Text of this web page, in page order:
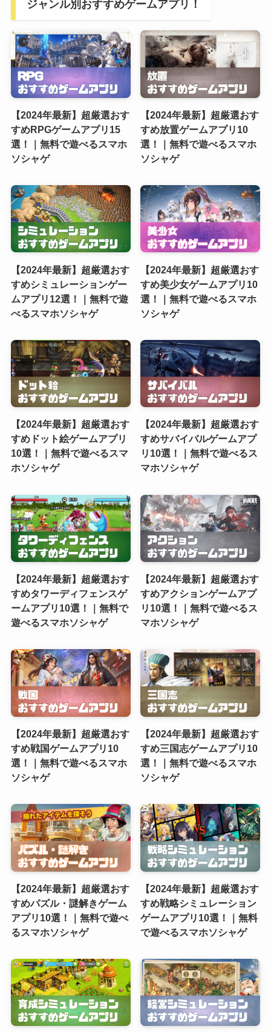
ジャンル別おすすめゲームアプリ！
【2024年最新】超厳選おす
すめRPGゲームアプリ15
選！｜無料で遊べるスマホ
ソシャゲ
【2024年最新】超厳選おす
すめ放置ゲームアプリ10
選！｜無料で遊べるスマホ
ソシャゲ
【2024年最新】超厳選おす
すめシミュレーションゲー
ムアプリ12選！｜無料で遊
べるスマホソシャゲ
【2024年最新】超厳選おす
すめ美少女ゲームアプリ10
選！｜無料で遊べるスマホ
ソシャゲ
【2024年最新】超厳選おす
すめドット絵ゲームアプリ
10選！｜無料で遊べるスマ
ホソシャゲ
【2024年最新】超厳選おす
すめサバイバルゲームアプ
リ10選！｜無料で遊べるス
マホソシャゲ
【2024年最新】超厳選おす
すめタワーディフェンスゲ
ームアプリ10選！｜無料で
遊べるスマホソシャゲ
【2024年最新】超厳選おす
すめアクションゲームアプ
リ10選！｜無料で遊べるス
マホソシャゲ
【2024年最新】超厳選おす
すめ戦国ゲームアプリ10
選！｜無料で遊べるスマホ
ソシャゲ
【2024年最新】超厳選おす
すめ三国志ゲームアプリ10
選！｜無料で遊べるスマホ
ソシャゲ
【2024年最新】超厳選おす
すめパズル・謎解きゲーム
アプリ10選！｜無料で遊べ
るスマホソシャゲ
【2024年最新】超厳選おす
すめ戦略シミュレーション
ゲームアプリ10選！｜無料
で遊べるスマホソシャゲ